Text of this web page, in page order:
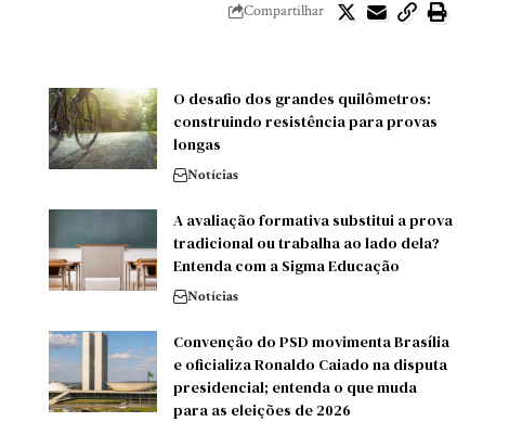
Compartilhar
O desafio dos grandes quilômetros:
construindo resistência para provas
longas
Notícias
A avaliação formativa substitui a prova
tradicional ou trabalha ao lado dela?
Entenda com a Sigma Educação
Notícias
Convenção do PSD movimenta Brasília
e oficializa Ronaldo Caiado na disputa
presidencial; entenda o que muda
para as eleições de 2026